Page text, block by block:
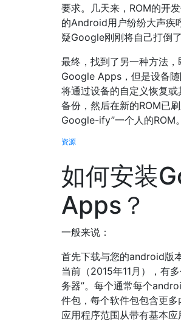
要求。几天来，ROM的开
的Android用户纷纷大声疾
疑Google刚刚将自己打倒了
最终，找到了另一种方法，
Google Apps，但是设备
将通过设备的自定义恢复
备份，然后在新的ROM已
Google-ify”一个人的ROM。
资源
如何安装
Apps？
一般来说：
首先下载与您的android版
当前（2015年11月），有
务器”。每个通常每个
件包，每个软件包包含更
应用程序范围从带有基本